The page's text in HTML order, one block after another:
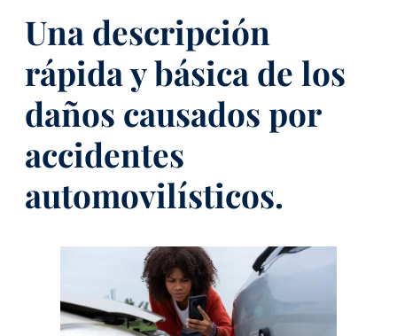
Una descripción
rápida y básica de los
daños causados por
accidentes
automovilísticos.